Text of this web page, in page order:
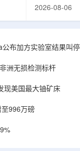
础
方英
州
于
...
Arca: URA，
CEO
资者可通过指
与 Cameco、
NuScale、X-
2026-08-06
公布加方实验室结果叫
洲无损检测标杆
现美国最大铀矿床
996万磅